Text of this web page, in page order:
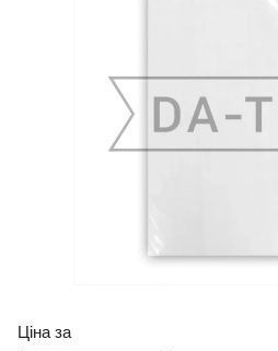
Ціна за